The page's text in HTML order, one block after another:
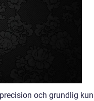
och grundlig